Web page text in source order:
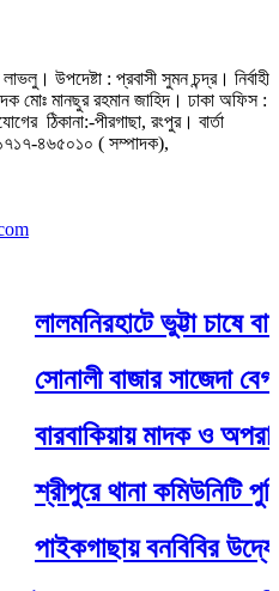
উপদেষ্টা : প্রবাসী সুমন চন্দ্র। নির্বাহী
মোঃ মানছুর রহমান জাহিদ। ঢাকা অফিস :
ঠিকানা:-পীরগাছা‌, রংপুর। বার্তা
৪৬৫০১০ ( সম্পাদক),
লালমনিরহাটে ভুট্টা চাষে
সোনালী বাজার সাজেদা
বারবাকিয়ায় মাদক ও
শ্রীপুরে থানা কমিউনিটি
পাইকগাছায় বনবিবির